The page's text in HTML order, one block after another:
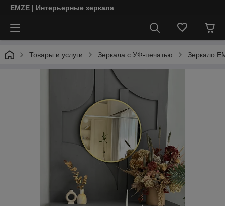
EMZE | Интерьерные зеркала
Товары и услуги Зеркала с УФ-печатью Зеркало